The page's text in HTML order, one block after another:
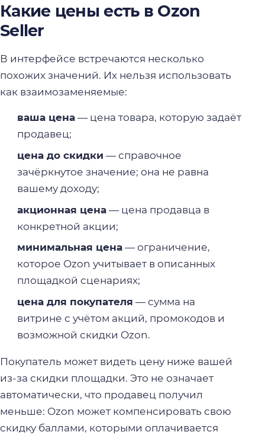
Какие цены есть в Ozon
Seller
В интерфейсе встречаются несколько
похожих значений. Их нельзя использовать
как взаимозаменяемые:
ваша цена— цена товара, которую задаёт
продавец;
цена до скидки — справочное
зачёркнутое значение; она не равна
вашему доходу;
акционная цена— цена продавца в
конкретной акции;
минимальная цена— ограничение,
которое Ozon учитывает в описанных
площадкой сценариях;
цена для покупателя — сумма на
витрине с учётом акций, промокодов и
возможной скидки Ozon.
Покупатель может видеть цену ниже вашей
из-за скидки площадки. Это не означает
автоматически, что продавец получил
меньше: Ozon может компенсировать свою
скидку баллами, которыми оплачивается